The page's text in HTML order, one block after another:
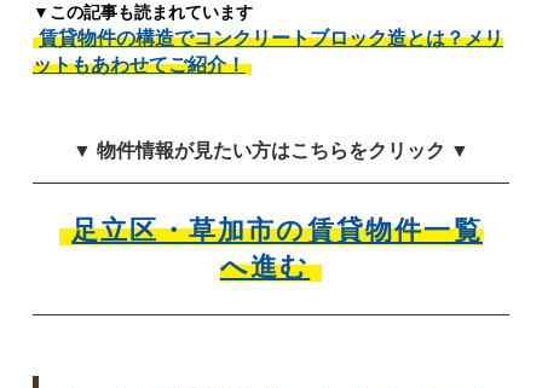
▼この記事も読まれています
賃貸物件の構造でコンクリートブロック造とは？メリ
ットもあわせてご紹介！
▼ 物件情報が見たい方はこちらをクリック ▼
足立区・草加市の賃貸物件一覧
へ進む